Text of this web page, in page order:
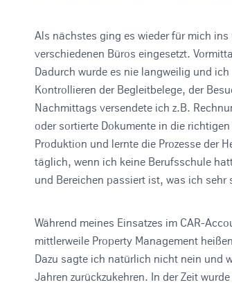
Als nächstes ging es wieder für mich
verschiedenen Büros eingesetzt.
Dadurch wurde es nie langweilig und
Kontrollieren der Begleitbelege, der
Nachmittags versendete ich z.B.
oder sortierte Dokumente in die
Produktion und lernte die Prozesse der
täglich, wenn ich keine Berufsschule
und Bereichen passiert ist, was ich
Während meines Einsatzes im CAR-
mittlerweile Property Management
Dazu sagte ich natürlich nicht nein und
Jahren zurückzukehren. In der Zeit